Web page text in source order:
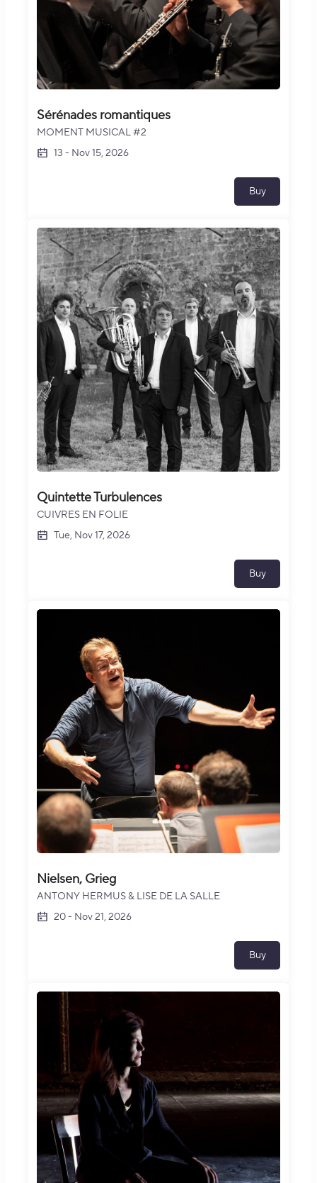
Sérénades romantiques
MOMENT MUSICAL #2
13 - Nov 15, 2026
Buy
Quintette Turbulences
CUIVRES EN FOLIE
Tue, Nov 17, 2026
Buy
Nielsen, Grieg
ANTONY HERMUS & LISE DE LA SALLE
20- Nov 21, 2026
Buy